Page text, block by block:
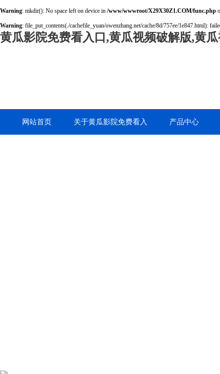
Warning: mkdir(): No space left on device in /www/wwwroot/X29X30Z1.COM/func.php
Warning: file_put_contents(./cachefile_yuan/owenzhang.net/cache/8d/757ee/1e847.html):
黄瓜影院免费看入口,黄瓜视频破解版,黄
网站首页 关于黄瓜影院免费看入 产品中心